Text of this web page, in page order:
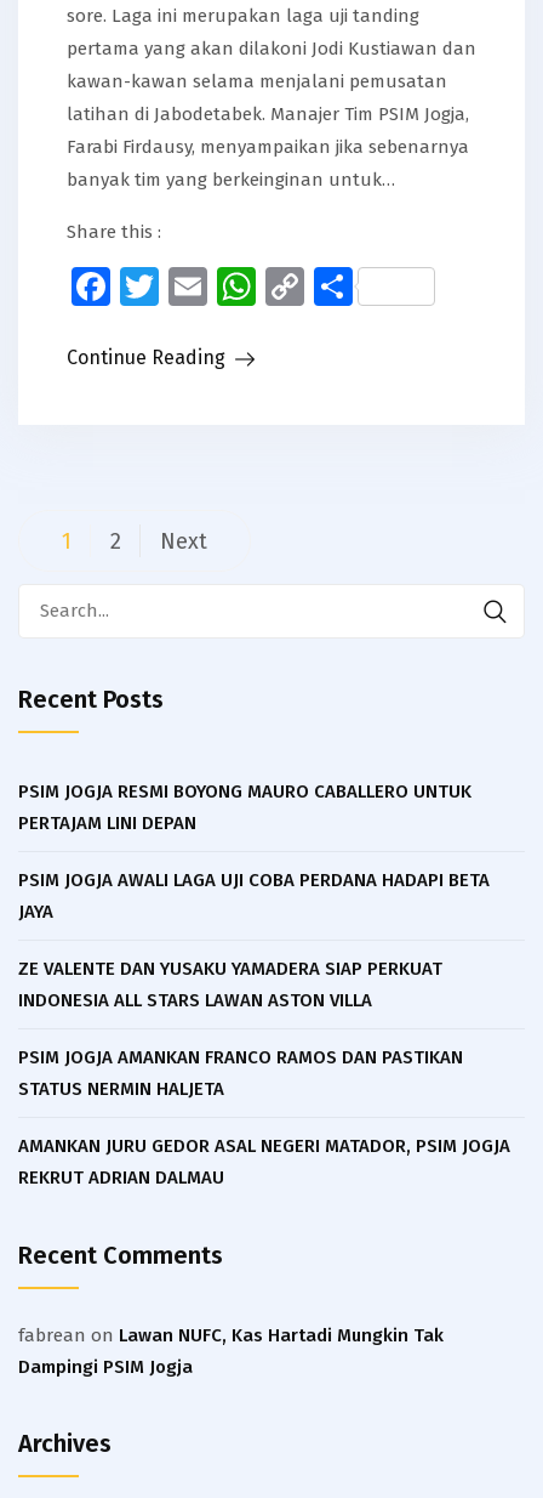
sore. Laga ini merupakan laga uji tanding
pertama yang akan dilakoni Jodi Kustiawan dan
kawan-kawan selama menjalani pemusatan
latihan di Jabodetabek. Manajer Tim PSIM Jogja,
Farabi Firdausy, menyampaikan jika sebenarnya
banyak tim yang berkeinginan untuk…
Share this :
Facebook
Twitter
EmailWhatsApp
CopyShare
Continue Reading
Posts
1 2 Next
Recent Posts
PSIM JOGJA RESMI BOYONG MAURO CABALLERO UNTUK
PERTAJAM LINI DEPAN
PSIM JOGJA AWALI LAGA UJI COBA PERDANA HADAPI BETA
JAYA
ZE VALENTE DAN YUSAKU YAMADERA SIAP PERKUAT
INDONESIA ALL STARS LAWAN ASTON VILLA
PSIM JOGJA AMANKAN FRANCO RAMOS DAN PASTIKAN
STATUS NERMIN HALJETA
AMANKAN JURU GEDOR ASAL NEGERI MATADOR, PSIM JOGJA
REKRUT ADRIAN DALMAU
Recent Comments
fabrean on Lawan NUFC, Kas Hartadi Mungkin Tak
Dampingi PSIM Jogja
Archives